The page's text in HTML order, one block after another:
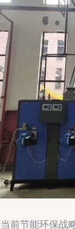
前节能环保战